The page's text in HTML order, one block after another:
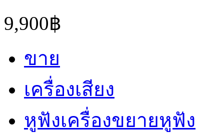
9,900฿
ขาย
เครื่องเสียง
หูฟังเครื่องขยายหูฟัง